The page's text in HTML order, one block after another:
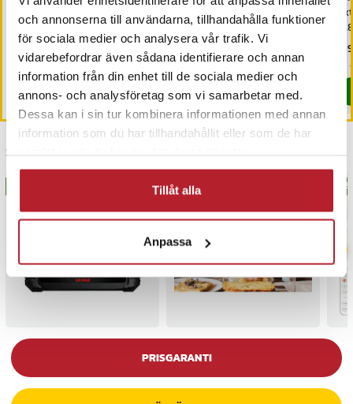
och annonserna till användarna, tillhandahålla funktioner
för sociala medier och analysera vår trafik. Vi
vidarebefordrar även sådana identifierare och annan
information från din enhet till de sociala medier och
annons- och analysföretag som vi samarbetar med.
Dessa kan i sin tur kombinera informationen med annan
information som du har tillhandahållit eller som de har
Tillåt alla
Anpassa
Eltandborste Oral-B -
Rosa
Nuvarande pris:
79 krTidigare pris: 109 kr
79 kr 109 kr
I lager, levereras inom 1-2 vardagar
Köp
Eltandborste Oral-B -
Svart
Nuvarande pris:
69 krTidigare pris:179 kr
69 kr 179 kr
I lager, levereras inom 1-2 vardagar
Köp
Senast besökta
PRISGARANTI